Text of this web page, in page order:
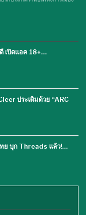
เปิดแอค 18+…
ประเดิมด้วย “ARC
ย บุก Threads แล้ว!…